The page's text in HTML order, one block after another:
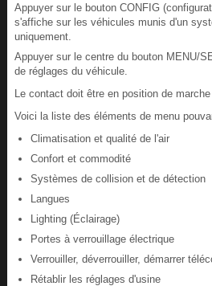
Appuyer sur le bouton CONFIG
s'affiche sur les véhicules munis d'un
uniquement.
Appuyer sur le centre du bouton MENU/
de réglages du véhicule.
Le contact doit être en position de marche
Voici la liste des éléments de menu
Climatisation et qualité de l'air
Confort et commodité
Systèmes de collision et de détection
Langues
Lighting (Éclairage)
Portes à verrouillage électrique
Verrouiller, déverrouiller, démarrer
Rétablir les réglages d'usine